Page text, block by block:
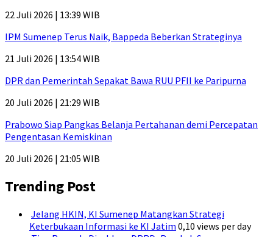
22 Juli 2026 | 13:39 WIB
IPM Sumenep Terus Naik, Bappeda Beberkan Strateginya
21 Juli 2026 | 13:54 WIB
DPR dan Pemerintah Sepakat Bawa RUU PFII ke Paripurna
20 Juli 2026 | 21:29 WIB
Prabowo Siap Pangkas Belanja Pertahanan demi Percepatan
Pengentasan Kemiskinan
20 Juli 2026 | 21:05 WIB
Trending Post
Jelang HKIN, KI Sumenep Matangkan Strategi
Keterbukaan Informasi ke KI Jatim 0,10 views per day